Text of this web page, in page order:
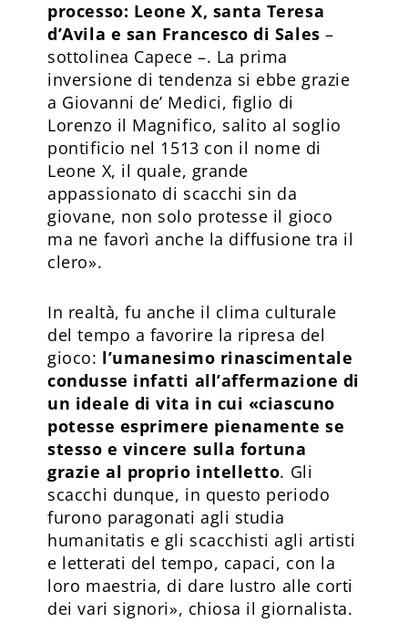
processo: Leone X, santa Teresa
d’Avila e san Francesco di Sales–
sottolinea Capece –. La prima
inversione di tendenza si ebbe grazie
a Giovanni de’ Medici, figlio di
Lorenzo il Magnifico, salito al soglio
pontificio nel 1513 con il nome di
Leone X, il quale, grande
appassionato di scacchi sin da
giovane, non solo protesse il gioco
ma ne favorì anche la diffusione tra il
clero».
In realtà, fu anche il clima culturale
del tempo a favorire la ripresa del
gioco: l’umanesimo rinascimentale
condusse infatti all’affermazione di
un ideale di vita in cui «ciascuno
potesse esprimere pienamente se
stesso e vincere sulla fortuna
grazie al proprio intelletto. Gli
scacchi dunque, in questo periodo
furono paragonati agli studia
humanitatis e gli scacchisti agli artisti
e letterati del tempo, capaci, con la
loro maestria, di dare lustro alle corti
dei vari signori», chiosa il giornalista.